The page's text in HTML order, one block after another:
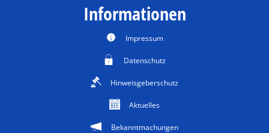
Informationen
Impressum
Datenschutz
Hinweisgeberschutz
Aktuelles
Bekanntmachungen